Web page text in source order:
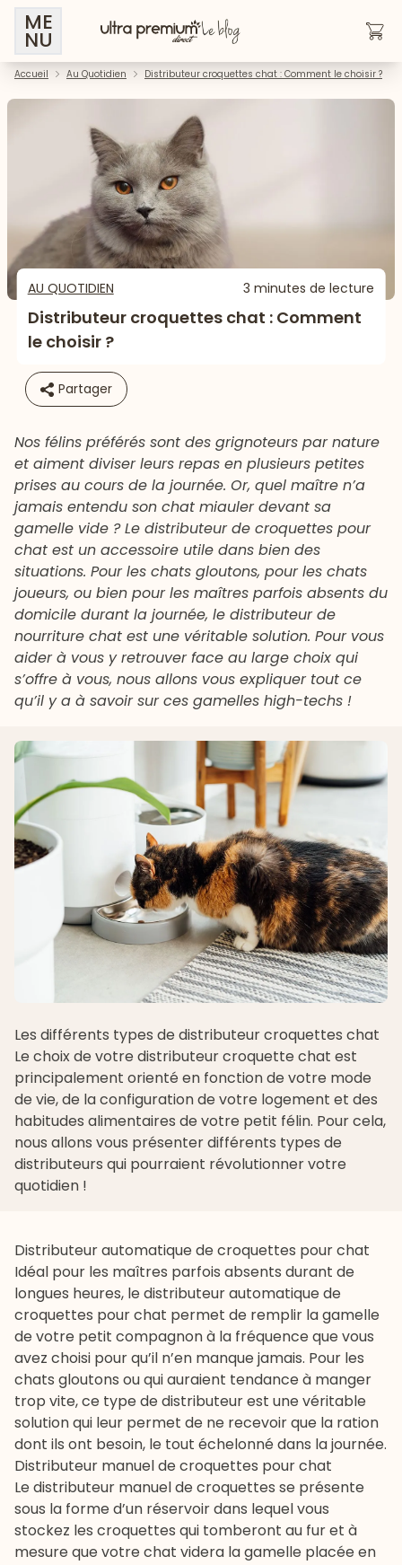
ME
NU
Accueil Au Quotidien Distributeur croquettes chat : Comment le choisir ?
AU QUOTIDIEN 3 minutes de lecture
Distributeur croquettes chat : Comment
le choisir ?
Partager
Nos félins préférés sont des grignoteurs par nature
et aiment diviser leurs repas en plusieurs petites
prises au cours de la journée. Or, quel maître n’a
jamais entendu son chat miauler devant sa
gamelle vide ? Le distributeur de croquettes pour
chat est un accessoire utile dans bien des
situations. Pour les chats gloutons, pour les chats
joueurs, ou bien pour les maîtres parfois absents du
domicile durant la journée, le distributeur de
nourriture chat est une véritable solution. Pour vous
aider à vous y retrouver face au large choix qui
s’offre à vous, nous allons vous expliquer tout ce
qu’il y a à savoir sur ces gamelles high-techs !
Les différents types de distributeur croquettes chat
Le choix de votre distributeur croquette chat est
principalement orienté en fonction de votre mode
de vie, de la configuration de votre logement et des
habitudes alimentaires de votre petit félin. Pour cela,
nous allons vous présenter différents types de
distributeurs qui pourraient révolutionner votre
quotidien !
Distributeur automatique de croquettes pour chat
Idéal pour les maîtres parfois absents durant de
longues heures, le distributeur automatique de
croquettes pour chat permet de remplir la gamelle
de votre petit compagnon à la fréquence que vous
avez choisi pour qu’il n’en manque jamais. Pour les
chats gloutons ou qui auraient tendance à manger
trop vite, ce type de distributeur est une véritable
solution qui leur permet de ne recevoir que la ration
dont ils ont besoin, le tout échelonné dans la journée.
Distributeur manuel de croquettes pour chat
Le distributeur manuel de croquettes se présente
sous la forme d’un réservoir dans lequel vous
stockez les croquettes qui tomberont au fur et à
mesure que votre chat videra la gamelle placée en